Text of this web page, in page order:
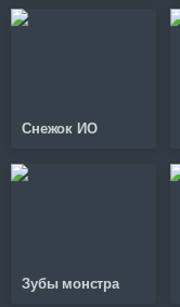
Снежок ИО
Зубы монстра